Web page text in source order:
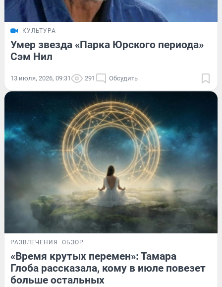
КУЛЬТУРА
Умер звезда «Парка Юрского периода»
Сэм Нил
13 июля, 2026, 09:31 291 Обсудить
РАЗВЛЕЧЕНИЯ ОБЗОР
«Время крутых перемен»: Тамара
Глоба рассказала, кому в июле повезет
больше остальных